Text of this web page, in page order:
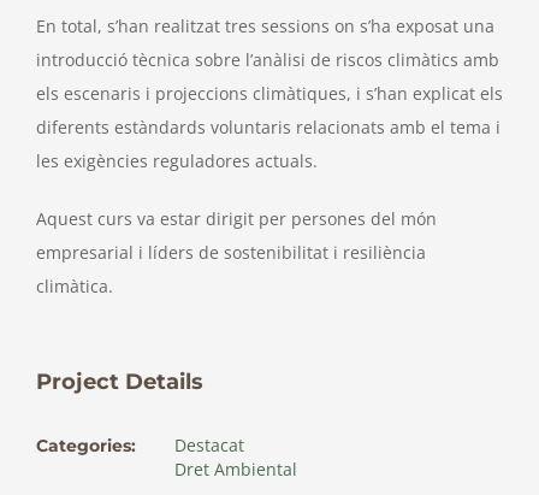
En total, s’han realitzat tres sessions on s’ha exposat una
introducció tècnica sobre l’anàlisi de riscos climàtics amb
els escenaris i projeccions climàtiques, i s’han explicat els
diferents estàndards voluntaris relacionats amb el tema i
les exigències reguladores actuals.
Aquest curs va estar dirigit per persones del món
empresarial i líders de sostenibilitat i resiliència
climàtica.
Project Details
Categories:
Destacat
Dret Ambiental